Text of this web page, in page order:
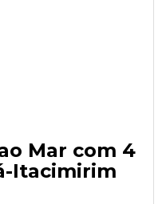
Mar com 4
Itacimirim